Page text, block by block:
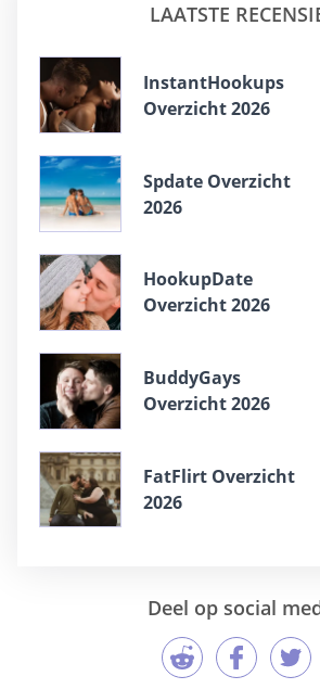
LAATSTE
InstantHookups
Overzicht 2026
Spdate Overzicht
2026
HookupDate
Overzicht 2026
BuddyGays
Overzicht 2026
FatFlirt Overzicht
2026
Deel op social